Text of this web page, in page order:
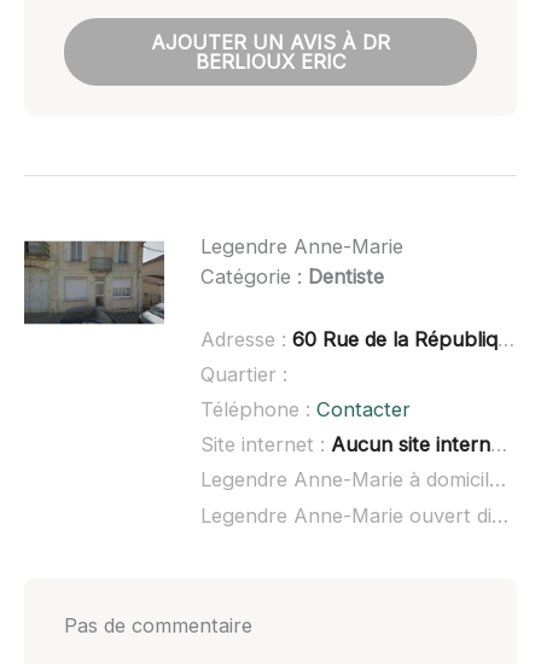
AJOUTER UN AVIS À DR
BERLIOUX ERIC
Legendre Anne-Marie
Catégorie : Dentiste
Adresse : 60 Rue de la République, 32190 Vic-Fezensac
Quartier :
Téléphone : Contacter
Site internet : Aucun site internet connu
Legendre Anne-Marie à domicile :
Legendre Anne-Marie ouvert dimanche :
Pas de commentaire